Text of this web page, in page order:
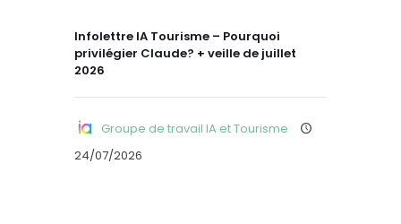
Infolettre IA Tourisme – Pourquoi
privilégier Claude? + veille de juillet
2026
Groupe de travail IA et Tourisme
24/07/2026